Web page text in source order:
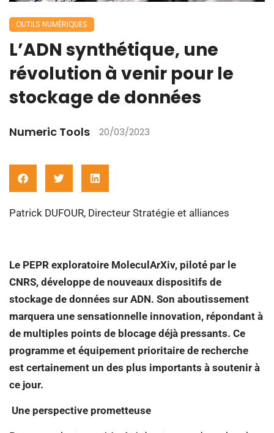
OUTILS NUMÉRIQUES
L’ADN synthétique, une
révolution à venir pour le
stockage de données
Numeric Tools 20/03/2023
Patrick DUFOUR, Directeur Stratégie et alliances
Le PEPR exploratoire MoleculArXiv, piloté par le
CNRS, développe de nouveaux dispositifs de
stockage de données sur ADN. Son aboutissement
marquera une sensationnelle innovation, répondant à
de multiples points de blocage déjà pressants. Ce
programme et équipement prioritaire de recherche
est certainement un des plus importants à soutenir à
ce jour.
Une perspective prometteuse